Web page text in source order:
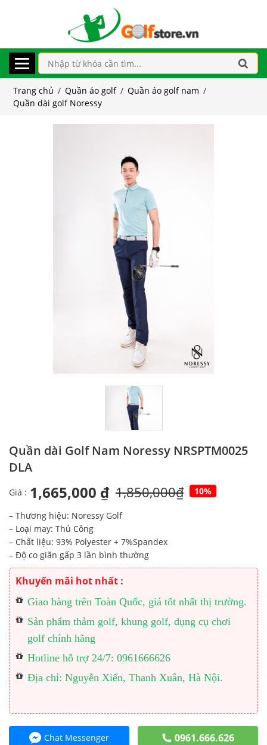
Trang chủ / Quần áo golf / Quần áo golf nam /
Quần dài golf Noressy
Quần dài Golf Nam Noressy NRSPTM0025
DLA
Giá : 1,665,000 ₫ 1,850,000₫ 10%
– Thương hiệu: Noressy Golf
– Loại may: Thủ Công
– Chất liệu: 93% Polyester + 7%Spandex
– Độ co giãn gấp 3 lần bình thường
Khuyến mãi hot nhất :
Giao hàng trên Toàn Quốc, giá tốt nhất thị trường.
Sản phẩm thảm golf, khung golf, dụng cụ chơi
golf chính hãng
Hotline hỗ trợ 24/7: 0961666626
Địa chỉ: Nguyễn Xiển, Thanh Xuân, Hà Nội.
Chat Messenger 0961.666.626